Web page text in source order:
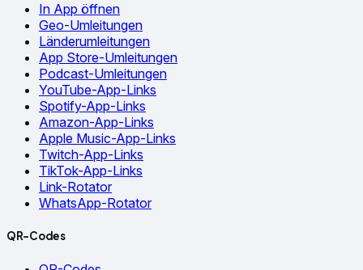
In App öffnen
Geo-Umleitungen
Länderumleitungen
App Store-Umleitungen
Podcast-Umleitungen
YouTube-App-Links
Spotify-App-Links
Amazon-App-Links
Apple Music-App-Links
Twitch-App-Links
TikTok-App-Links
Link-Rotator
WhatsApp-Rotator
QR-Codes